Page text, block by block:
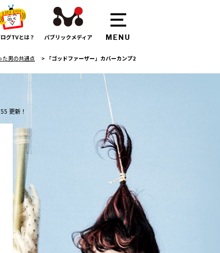
グTVとは？ パブリックメディア
た男の共通点 > 「ゴッドファーザー」カバーカンプ2
更新！